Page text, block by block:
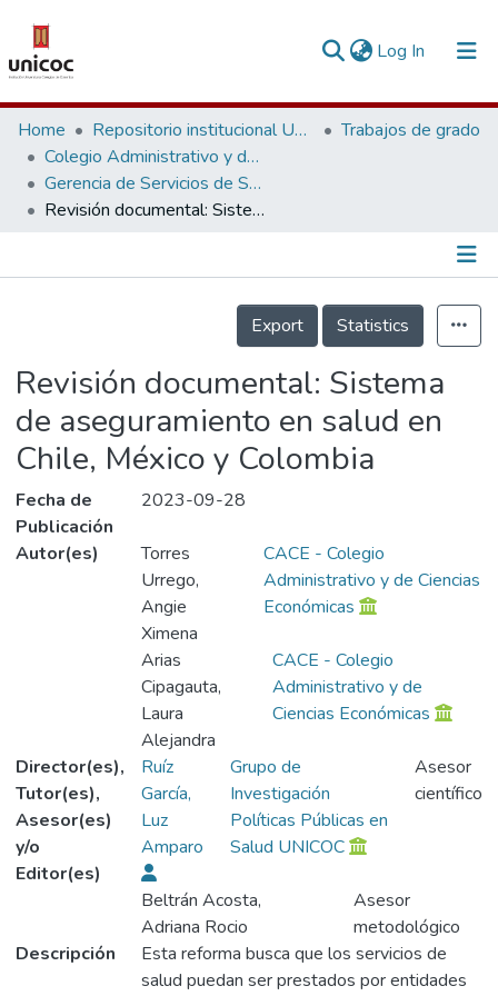
Log In (current)
Communities & Collections
Research Outputs
Fundings & Projects
Home Repositorio institucional Unicoc, RI-unicoc
Trabajos de grado
Colegio Administrativo y de Ciencias Económicas
Gerencia de Servicios de Salud
Revisión documental: Sistema de aseguramiento en salud en Chile, México y Colombia
Información de la Publicación
Export
Statistics
Revisión documental: Sistema
de aseguramiento en salud en
Chile, México y Colombia
Fecha de
Publicación
2023-09-28
Autor(es)
Torres
Urrego,
Angie
Ximena
CACE - Colegio
Administrativo y de Ciencias
Económicas
Arias
Cipagauta,
Laura
Alejandra
CACE - Colegio
Administrativo y de
Ciencias Económicas
Director(es),
Tutor(es),
Asesor(es)
y/o
Editor(es)
Ruíz
García,
Luz
Amparo
Grupo de
Investigación
Políticas Públicas en
Salud UNICOC
Asesor
científico
Beltrán Acosta,
Adriana Rocio
Asesor
metodológico
Descripción
Esta reforma busca que los servicios de
salud puedan ser prestados por entidades